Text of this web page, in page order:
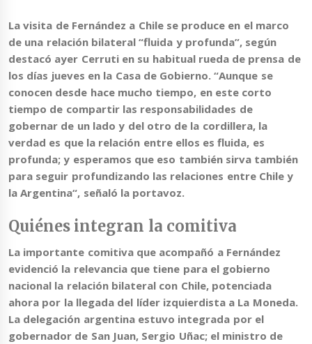
La visita de Fernández a Chile se produce en el marco
de una relación bilateral “fluida y profunda”, según
destacó ayer Cerruti en su habitual rueda de prensa de
los días jueves en la Casa de Gobierno. “Aunque se
conocen desde hace mucho tiempo, en este corto
tiempo de compartir las responsabilidades de
gobernar de un lado y del otro de la cordillera, la
verdad es que la relación entre ellos es fluida, es
profunda; y esperamos que eso también sirva también
para seguir profundizando las relaciones entre Chile y
la Argentina“, señaló la portavoz.
Quiénes integran la comitiva
La importante comitiva que acompañó a Fernández
evidenció la relevancia que tiene para el gobierno
nacional la relación bilateral con Chile, potenciada
ahora por la llegada del líder izquierdista a La Moneda.
La delegación argentinaestuvo integrada por el
gobernador de San Juan, Sergio Uñac; el ministro de